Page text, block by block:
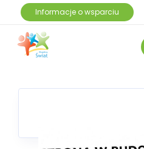
Informacje o wsparciu